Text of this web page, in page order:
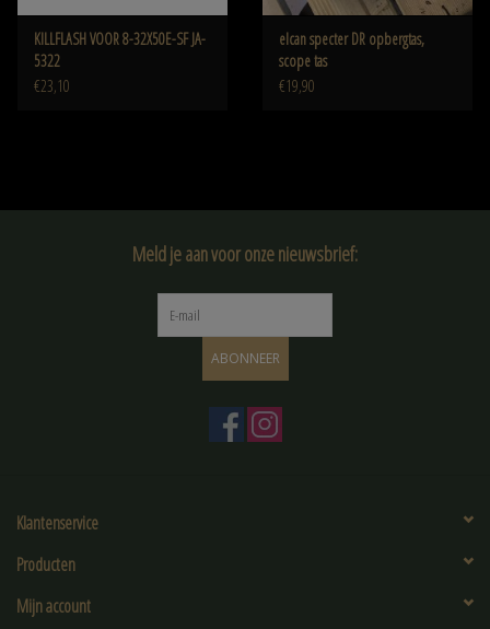
KILLFLASH VOOR 8-32X50E-SF JA-
5322
€23,10
elcan specter DR opbergtas,
scope tas
€19,90
Meld je aan voor onze nieuwsbrief:
ABONNEER
Klantenservice
Producten
Mijn account